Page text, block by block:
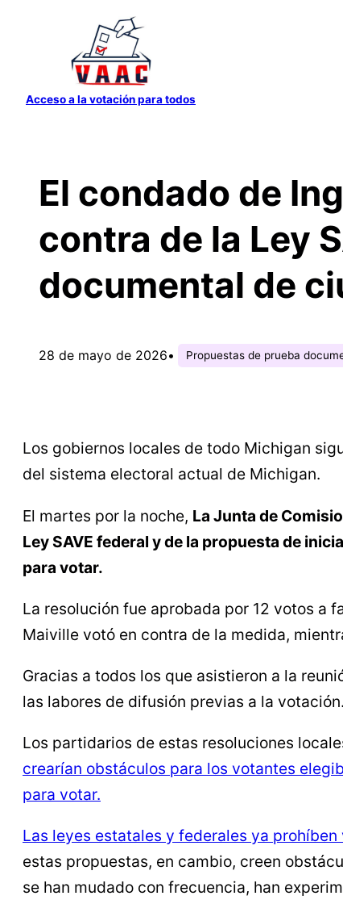
contenido
Acceso a la votación para todos
El condado de
contra de la Ley
documental de
28 de mayo de 2026• Propuestas de prueba
Los gobiernos locales de todo Michigan
del sistema electoral actual de Michigan.
El martes por la noche, La Junta de
Ley SAVE federal y de la propuesta de
para votar.
La resolución fue aprobada por 12 votos a
Maiville votó en contra de la medida,
Gracias a todos los que asistieron a la
las labores de difusión previas a la votación.
Los partidarios de estas resoluciones
crearían obstáculos para los votantes
para votar.
Las leyes estatales y federales ya
estas propuestas, en cambio, creen
se han mudado con frecuencia, han